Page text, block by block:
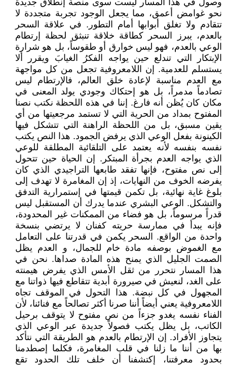
وصول في هذا المسار ليست سوى منصة إنطلاق جديدة
نحو غوامض أعمق، مما يجعل الوجود تجربة متجددة لا
تتقادم ولا تغلق أبوابها أمام التطور. في علاقة السحر
بالعدم، يبرز السحر كطاقة خلاقة تنبثق لحظة إرتطام
الوعي بالعدم، فهو ليس خوارق أو طقوساً، بل هو شرارة
الإبتكار التي تندلع حين يواجه الفكرُ الغيابَ ويقرر ألا
يستسلم للعدمية. إن اللامعروفية تجعل من كل مواجهة
مع العدم مناسبة لإعادة خلق العالم، فالإرتطام ليس
تصادماً مدمراً، بل هو إحتكاك وجودي يولد المعنى في
مكان كان يُظن أنه فارغ. إننا في هذه اللحظة نكتب نصنا
المفتوح بمداد من الحرية التي لا تستمد مرجعيتها من أي
يقين مسبق، بل من اللحظة الراهنة التي تتشكل فيها
الكينونة بفعل الوعي الذي يرفض الجمود. هذا النص يكتب
نفسه بنفسه لأنه يعتمد على التلقائية المطلقة للوعي
الذي يواجه العدم بجرأة المبتكر. إن الحياة حين تتحول
إلى نص مفتوح، فإنها تفقد طابعها التراجيدي الذي كان
يفرضه الخوف من النهايات، إذ إن المغامرة لا تهدف إلى
بلوغ غاية نهائية، بل تكمن قيمتها في إستمرارية التدفق
والتشكل. الوعي البشري عندما يدرك أن المستقبل ليس
قدراً مرسوماً، بل هو فضاء من الممكنات غير المحدودة،
فإنه يبدأ في ممارسة حريته كفنان لا يرتضي بنسخة
واحدة من الواقع. السحر يكمن في قدرتنا على التعامل
مع الغموض بوصفه مادة خام للجمال، و العدم يظل
الصمت الجليل الذي يمنح هذه المادة صداها. نحن في
هذا المسار نتحرر من ثقل الأمس الذي يفرض هيمنته
على الغد، لنعيش في صيرورة أبدية تتقاطع فيها ذواتنا مع
المجهول في كل نبضة. هذا التحول في الموقف تجاه
اللامعروفية يعني أيضاً أننا صرنا أكثر تصالحاً مع فنائنا، لأن
الفناء نفسه يغدو جزءاً من نص مفتوح لا يتوقف برحيل
الكاتب، بل يظل يكتب فصولاً جديدة عبر الوعي الذي
يتجاوز الأفراد. إن الإرتطام بالعدم هو الطريقة التي نتأكد
بها من أننا ما زلنا في قلب المغامرة، فكلما إصطدمنا
بحدود معرفتنا، إكتشفنا أن خلف تلك الحدود تقع